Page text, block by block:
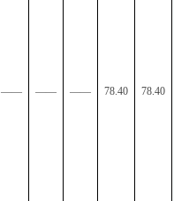
—— —— —— 78.40 78.40